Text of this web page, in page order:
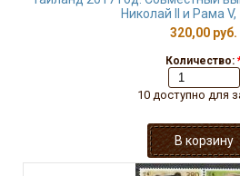
Николай II и Рама
320,00 руб.
Количество:
10 доступно для